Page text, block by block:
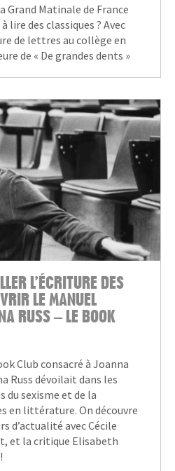
Grand Matinale de France
lire des classiques ? Avec
de lettres au collège en
de « De grandes dents »
L’ÉCRITURE DES
LE MANUEL
RUSS – LE BOOK
Club consacré à Joanna
Russ dévoilait dans les
du sexisme et de la
en littérature. On découvre
d’actualité avec Cécile
et la critique Elisabeth